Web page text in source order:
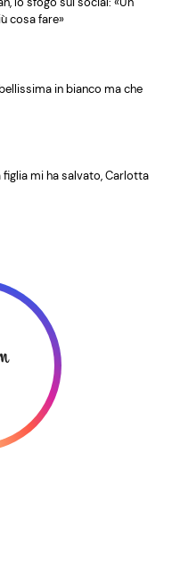
cosa fare»
in bianco ma che
figlia mi ha salvato, Carlotta